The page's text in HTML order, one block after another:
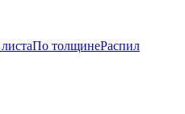
По толщинеРаспил